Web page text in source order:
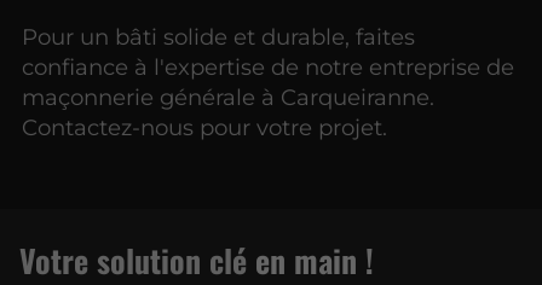
Pour un bâti solide et durable, faites
confiance à l'expertise de notre entreprise de
maçonnerie générale à Carqueiranne.
Contactez-nous pour votre projet.
Votre solution clé en main !